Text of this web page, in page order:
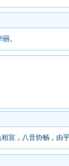
。
相宣，八音协畅，由